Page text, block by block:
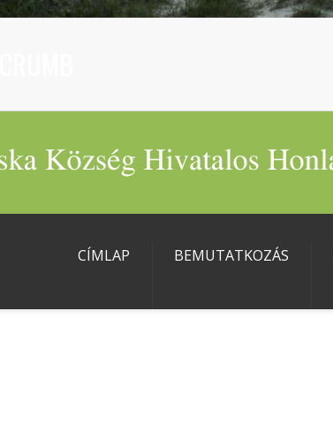
CÍMLAP BEMUTATKOZÁS